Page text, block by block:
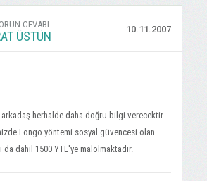
CEVABI
ÜSTÜN 10.11.2007
herhalde daha doğru bilgi verecektir.
Longo yöntemi sosyal güvencesi olan
da dahil 1500 YTL'ye malolmaktadır.